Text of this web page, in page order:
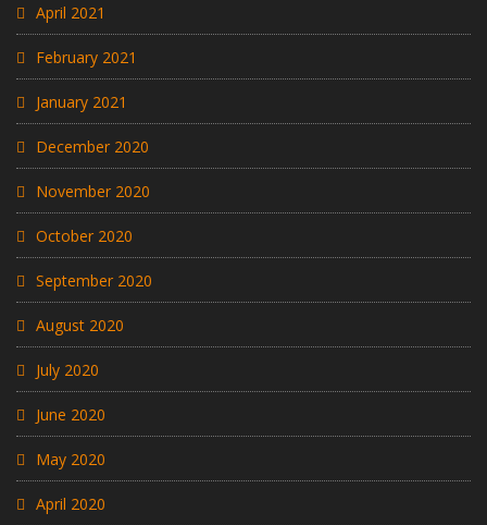
April 2021
February 2021
January 2021
December 2020
November 2020
October 2020
September 2020
August 2020
July 2020
June 2020
May 2020
April 2020